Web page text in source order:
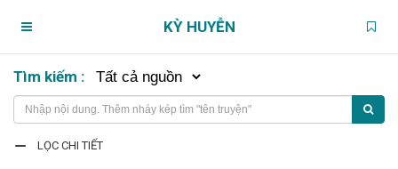
KỲ HUYỄN
Tìm kiếm :
LỌC CHI TIẾT
Trang chủ